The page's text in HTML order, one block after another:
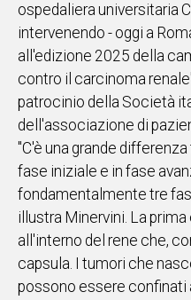
AL CANALE
WHATSAPP
Social
ospedaliera universitaria
intervenendo - oggi a
all'edizione 2025 della
contro il carcinoma
patrocinio della Società
dell'associazione di
"C'è una grande
fase iniziale e in fase
fondamentalmente tre
illustra Minervini. La
all'interno del rene che,
capsula. I tumori che
possono essere confinati